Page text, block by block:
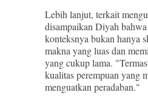
Lebih lanjut, terkait
disampaikan Diyah bahwa
konteksnya bukan hanya
makna yang luas dan
yang cukup lama.
kualitas perempuan yang
menguatkan peradaban."